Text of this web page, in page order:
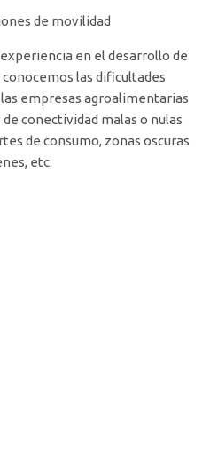
de movilidad
en el desarrollo de
las dificultades
empresas agroalimentarias
conectividad malas o nulas
de consumo, zonas oscuras
etc.